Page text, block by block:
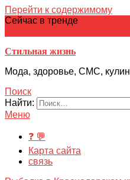
Перейти к содержимому
Сейчас в тренде
Стильная жизнь
Мода, здоровье, СМС,
Поиск
Найти:
Меню
❓ 💬
Карта сайта
связь